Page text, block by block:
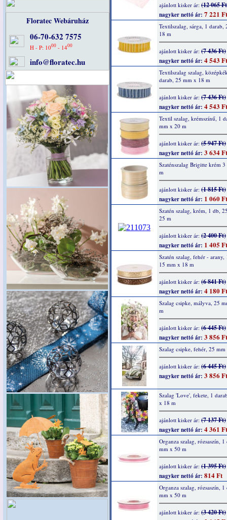
Floratec Webáruház
06-70-632 7575
H - P: 1000- 1400
info@floratec.hu
ajánlott kisker ár: (12 065
nagyker nettó ár: 7 221 Ft
Textilszalag, sárga, 1 darab,
18 m
ajánlott kisker ár: (7 436 Ft)
nagyker nettó ár: 4 543 Ft
Textilszalag szalag,
darab, 25 mm x 18 m
ajánlott kisker ár: (7 436 Ft)
nagyker nettó ár: 4 543 Ft
Textil szalag, krémszínű, 1
mm x 20 m
ajánlott kisker ár: (5 947 Ft)
nagyker nettó ár: 3 634 Ft
Szaténszalag Brigitte krém
m
ajánlott kisker ár: (1 815 Ft)
nagyker nettó ár: 1 060 Ft
Szatén szalag, krém, 1 db,
25 m
ajánlott kisker ár: (2 400 Ft)
nagyker nettó ár: 1 405 Ft
Szatén szalag, fehér - arany,
15 mm x 18 m
ajánlott kisker ár: (6 841 Ft)
nagyker nettó ár: 4 180 Ft
Szalag csipke, mályva, 25
m
ajánlott kisker ár: (6 445 Ft)
nagyker nettó ár: 3 856 Ft
Szalag csipke, fehér, 25
ajánlott kisker ár: (6 445 Ft)
nagyker nettó ár: 3 856 Ft
Szalag 'Love', fekete, 1
x 18 m
ajánlott kisker ár: (7 137 Ft)
nagyker nettó ár: 4 361 Ft
Organza szalag, rózsaszín,
mm x 50 m
ajánlott kisker ár: (1 395 Ft)
nagyker nettó ár: 814 Ft
Organza szalag, rózsaszín,
mm x 50 m
ajánlott kisker ár: (3 420 Ft)